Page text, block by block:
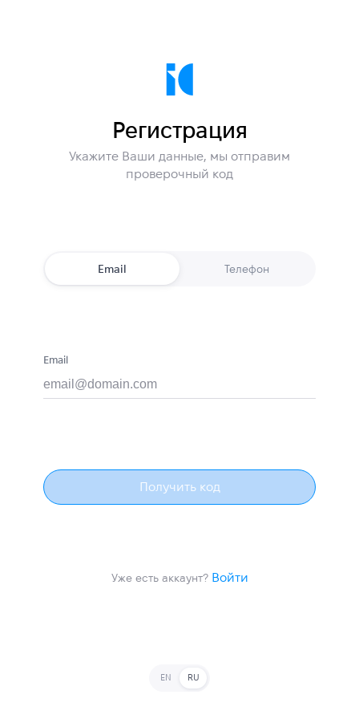
Регистрация
Укажите Ваши данные, мы отправим
проверочный код
Email Телефон
Email
Получить код
Уже есть аккаунт? Войти
EN RU